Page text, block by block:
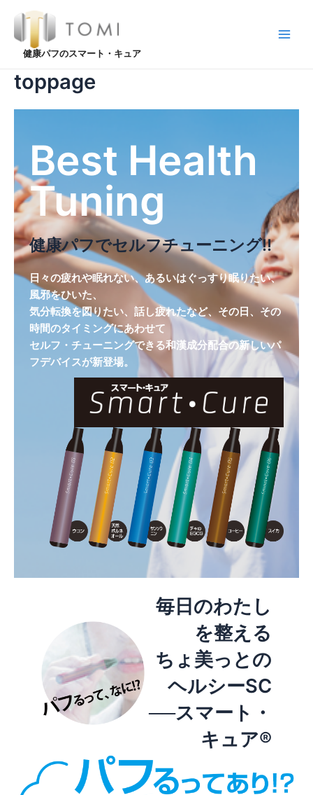
健康パフのスマート・キュア
toppage
Best Health
Tuning
健康パフでセルフチューニング!!
日々の疲れや眠れない、あるいはぐっすり眠りたい、
風邪をひいた、
気分転換を図りたい、話し疲れたなど、その日、その
時間のタイミングにあわせて
セルフ・チューニングできる和漢成分配合の新しいパ
フデバイスが新登場。
毎日のわたし
を整える
ちょ美っとの
ヘルシーSC
──スマート・
キュア®